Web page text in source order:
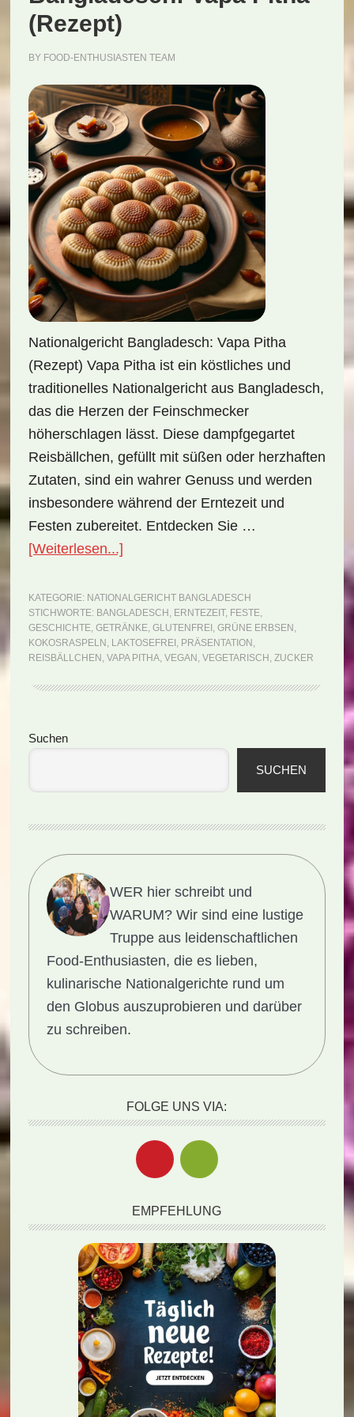
(Rezept)
BY FOOD-ENTHUSIASTEN TEAM
Nationalgericht Bangladesch: Vapa Pitha
(Rezept) Vapa Pitha ist ein köstliches und
traditionelles Nationalgericht aus Bangladesch,
das die Herzen der Feinschmecker
höherschlagen lässt. Diese dampfgegartet
Reisbällchen, gefüllt mit süßen oder herzhaften
Zutaten, sind ein wahrer Genuss und werden
insbesondere während der Erntezeit und
Festen zubereitet. Entdecken Sie …
[Weiterlesen...]ÜberNationalgericht
Vapa
Pitha
(Rezept)
KATEGORIE: NATIONALGERICHT BANGLADESCH
STICHWORTE: BANGLADESCH , ERNTEZEIT, FESTE,
GESCHICHTE, GETRÄNKE, GLUTENFREI , GRÜNE ERBSEN ,
KOKOSRASPELN , LAKTOSEFREI , PRÄSENTATION ,
REISBÄLLCHEN , VAPA PITHA, VEGAN , VEGETARISCH , ZUCKER
Seitenspalte
Suchen
SUCHEN
WER hier schreibt und
WARUM? Wir sind eine lustige
Truppe aus leidenschaftlichen
Food-Enthusiasten, die es lieben,
kulinarische Nationalgerichte rund um
den Globus auszuprobieren und darüber
zu schreiben.
FOLGE UNS VIA:
EMPFEHLUNG